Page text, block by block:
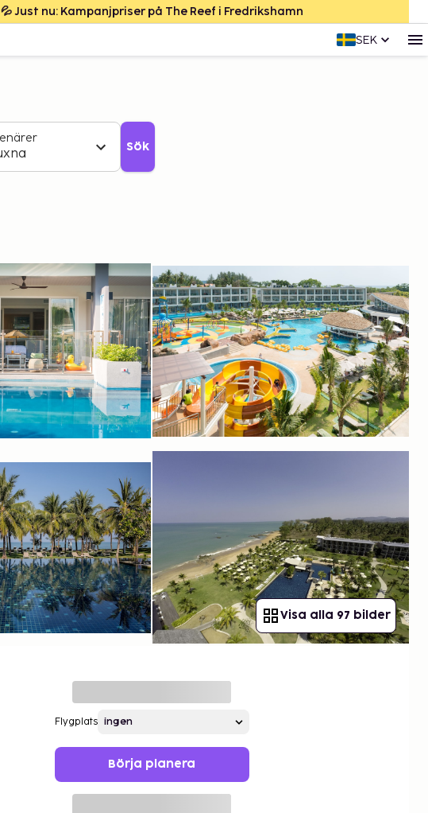
💦 Just nu: Kampanjpriser på The Reef i Fredrikshamn
SEK
Sök
Visa alla 97 bilder
Flygplats
Börja planera